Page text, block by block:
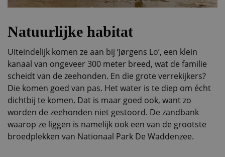
Natuurlijke habitat
Uiteindelijk komen ze aan bij ‘Jørgens Lo’, een klein
kanaal van ongeveer 300 meter breed, wat de familie
scheidt van de zeehonden. En die grote verrekijkers?
Die komen goed van pas. Het water is te diep om écht
dichtbij te komen. Dat is maar goed ook, want zo
worden de zeehonden niet gestoord. De zandbank
waarop ze liggen is namelijk ook een van de grootste
broedplekken van Nationaal Park De Waddenzee.